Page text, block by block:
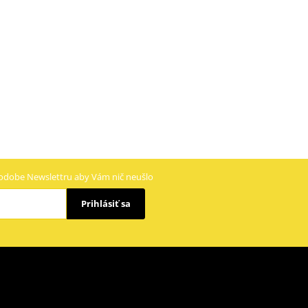
Newslettru aby Vám nič neušlo
Prihlásiť sa